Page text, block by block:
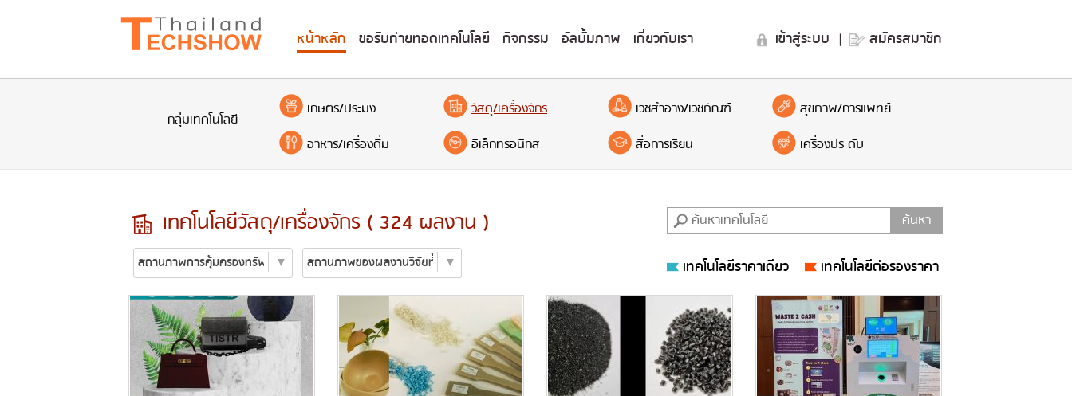
หน้าหลัก ขอรับถ่ายทอดเทคโนโลยี กิจกรรม อัลบั้มภาพ เกี่ยวกับเรา เข้าสู่ระบบ | สมัครสมาชิก
กลุ่มเทคโนโลยี
เกษตร/ประมง วัสดุ/เครื่องจักร เวชสำอาง/เวชภัณฑ์
สุขภาพ/การแพทย์
อาหาร/เครื่องดื่ม
อิเล็กทรอนิกส์ สื่อการเรียน เครื่องประดับ
เทคโนโลยีวัสดุ/เครื่องจักร ( 324 ผลงาน )
เทคโนโลยีราคาเดียว เทคโนโลยีต่อรองราคา